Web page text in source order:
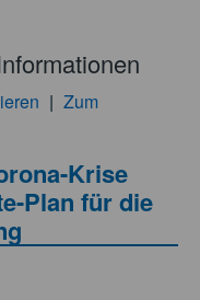
| Zum
Krise
Plan für die